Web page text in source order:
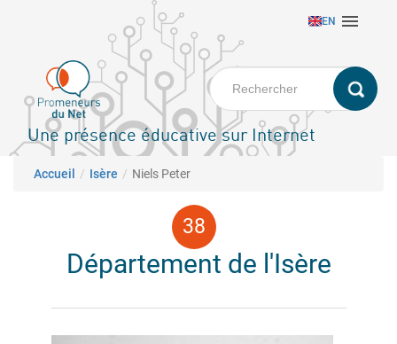
principal
EN 
Une présence éducative sur Internet
Fil d'Ariane
Accueil Isère Niels Peter
Département de l'Isère